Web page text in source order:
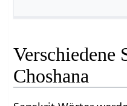
Verschiedene
Choshana